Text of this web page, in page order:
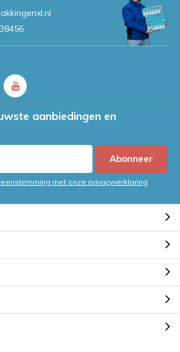
aanbiedingen en
Abonneer
met onze privacyverklaring